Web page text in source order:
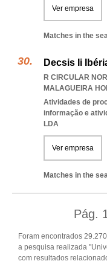
Ver empresa
Matches in the
Decsis Ii
R CIRCULAR
MALAGUEIRA
Atividades de
informação e
LDA
Ver empresa
Matches in the
Pág.
Foram encontrados
a pesquisa realizada
com resultados